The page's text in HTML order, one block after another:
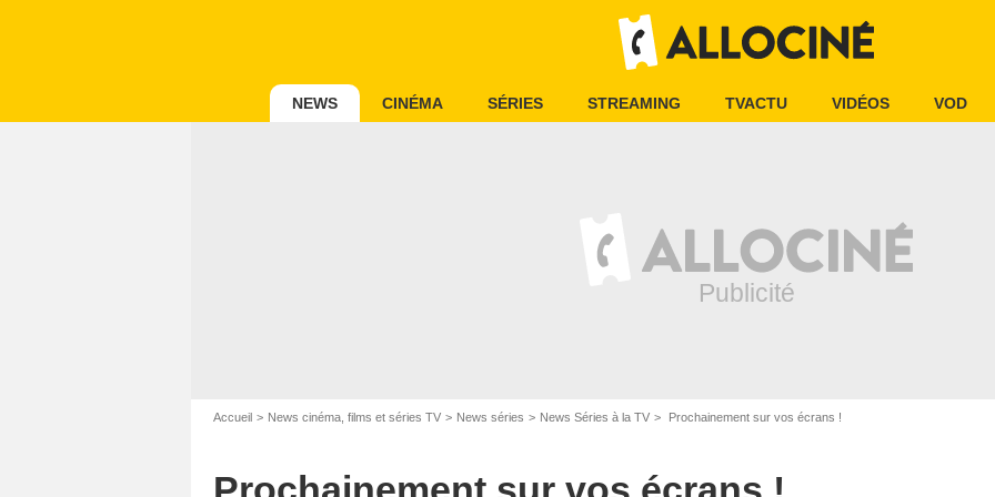
NEWS CINÉMA SÉRIES STREAMING TVACTU VIDÉOS VOD
Accueil News cinéma, films et séries TV News séries News Séries à la TV Prochainement sur vos écrans !